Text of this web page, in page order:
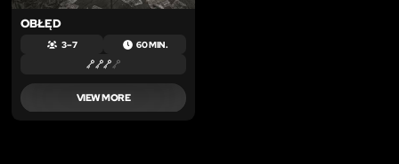
OBŁĘD
3 – 7 60 MIN.
VIEW MORE